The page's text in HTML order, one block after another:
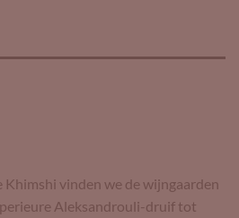
vinden we de wijngaarden
Aleksandrouli-druif tot